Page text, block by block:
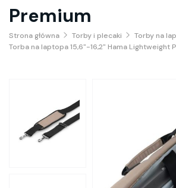
Premium
Strona główna Torby i plecaki
Torby na
Torba na laptopa 15,6"-16,2" Hama Lightweight